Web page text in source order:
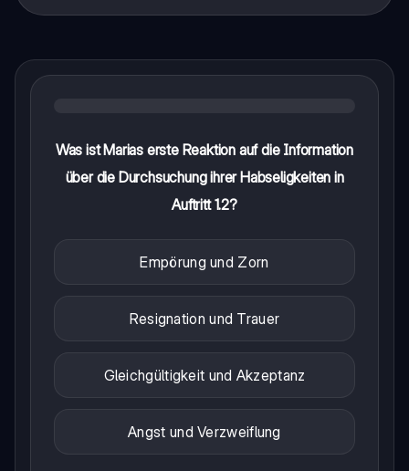
Was ist Marias erste Reaktion auf die Information
über die Durchsuchung ihrer Habseligkeiten in
Auftritt 1.2?
Empörung und Zorn
Resignation und Trauer
Gleichgültigkeit und Akzeptanz
Angst und Verzweiflung